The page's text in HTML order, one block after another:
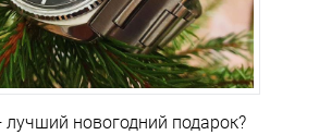
новогодний подарок?